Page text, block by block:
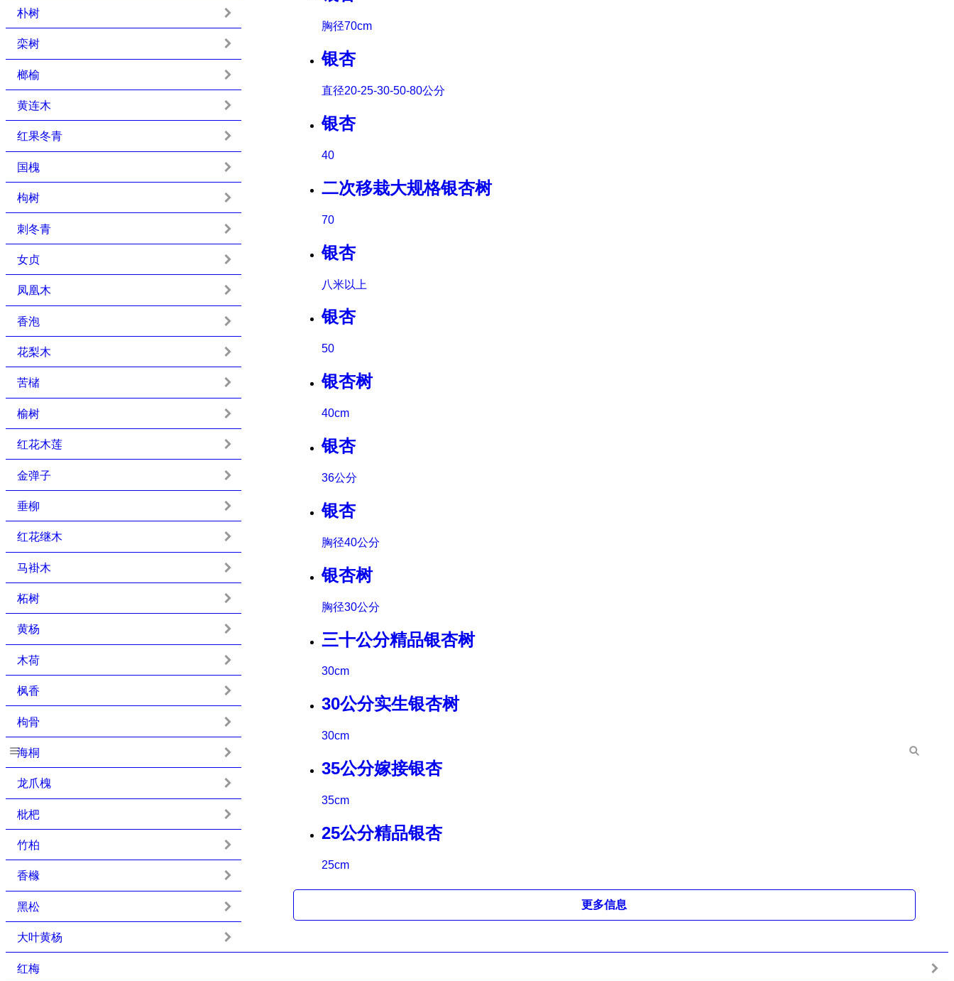
胸径70cm
银杏
直径20-25-30-50-80公分
银杏
40
二次移栽大规格银杏树
70
银杏
八米以上
银杏
50
银杏树
40cm
银杏
36公分
银杏
胸径40公分
银杏树
胸径30公分
三十公分精品银杏树
30cm
30公分实生银杏树
30cm
35公分嫁接银杏
35cm
25公分精品银杏
25cm
更多信息
朴树
栾树
榔榆
黄连木
红果冬青
国槐
枸树
刺冬青
女贞
凤凰木
香泡
花梨木
苦槠
榆树
红花木莲
金弹子
垂柳
红花继木
马褂木
柘树
黄杨
木荷
枫香
枸骨
海桐
龙爪槐
枇杷
竹柏
香橼
黑松
大叶黄杨
红梅